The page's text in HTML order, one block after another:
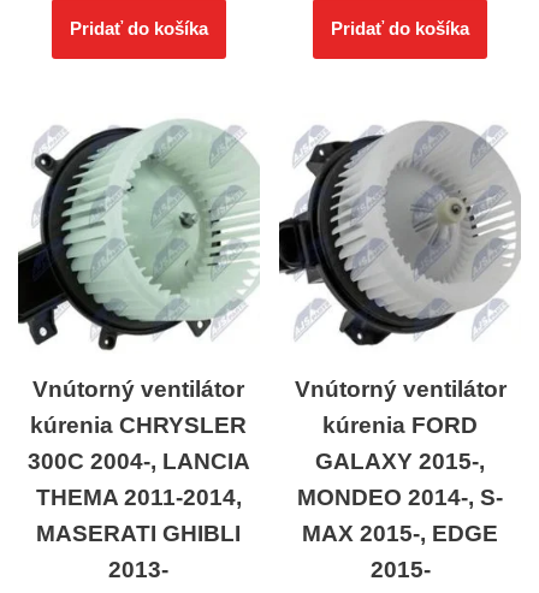
Pridať do košíka Pridať do košíka
Vnútorný ventilátor
kúrenia CHRYSLER
300C 2004-, LANCIA
THEMA 2011-2014,
MASERATI GHIBLI
2013-
Vnútorný ventilátor
kúrenia FORD
GALAXY 2015-,
MONDEO 2014-, S-
MAX 2015-, EDGE
2015-